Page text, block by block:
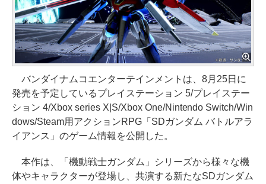
バンダイナムコエンターテインメントは、8月25日に
発売を予定しているプレイステーション 5/プレイステー
ション 4/Xbox series X|S/Xbox One/Nintendo Switch/Win
dows/Steam用アクションRPG「SDガンダム バトルアラ
イアンス」のゲーム情報を公開した。
本作は、「機動戦士ガンダム」シリーズから様々な機
体やキャラクターが登場し、共演する新たなSDガンダム